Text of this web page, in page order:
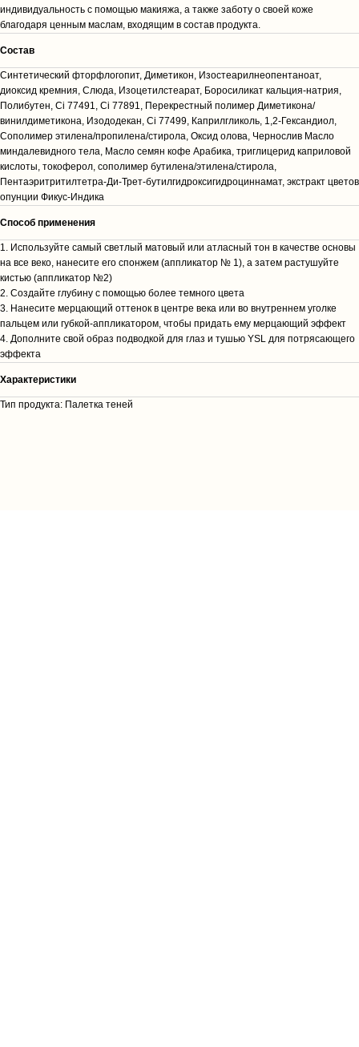
индивидуальность с помощью макияжа, а также заботу о своей коже
благодаря ценным маслам, входящим в состав продукта.
Cостав
Синтетический фторфлогопит, Диметикон, Изостеарилнеопентаноат,
диоксид кремния, Слюда, Изоцетилстеарат, Боросиликат кальция-натрия,
Полибутен, Ci 77491, Ci 77891, Перекрестный полимер Диметикона/
винилдиметикона, Изододекан, Ci 77499, Каприлгликоль, 1,2-Гександиол,
Сополимер этилена/пропилена/стирола, Оксид олова, Чернослив Масло
миндалевидного тела, Масло семян кофе Арабика, триглицерид каприловой
кислоты, токоферол, сополимер бутилена/этилена/стирола,
Пентаэритритилтетра-Ди-Трет-бутилгидроксигидроциннамат, экстракт цветов
опунции Фикус-Индика
Способ применения
1. Используйте самый светлый матовый или атласный тон в качестве основы
на все веко, нанесите его спонжем (аппликатор № 1), а затем растушуйте
кистью (аппликатор №2)
2. Создайте глубину с помощью более темного цвета
3. Нанесите мерцающий оттенок в центре века или во внутреннем уголке
пальцем или губкой-аппликатором, чтобы придать ему мерцающий эффект
4. Дополните свой образ подводкой для глаз и тушью YSL для потрясающего
эффекта
Характеристики
Тип продукта: Палетка теней